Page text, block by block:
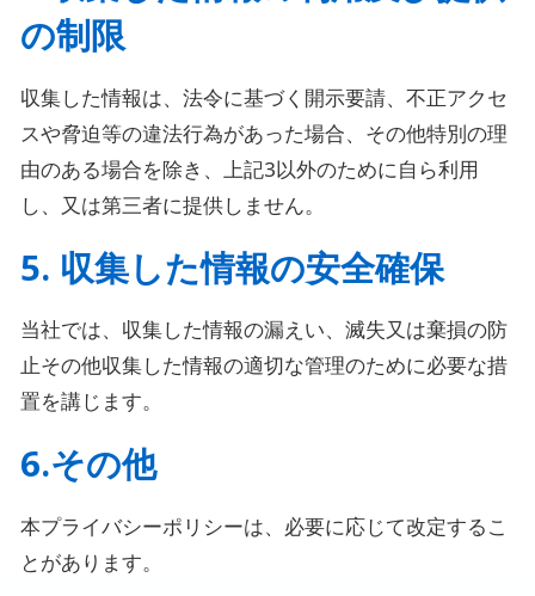
の制限
収集した情報は、法令に基づく開示要請、不正アクセ
スや脅迫等の違法行為があった場合、その他特別の理
由のある場合を除き、上記3以外のために自ら利用
し、又は第三者に提供しません。
5. 収集した情報の安全確保
当社では、収集した情報の漏えい、滅失又は棄損の防
止その他収集した情報の適切な管理のために必要な措
置を講じます。
6.その他
本プライバシーポリシーは、必要に応じて改定するこ
とがあります。